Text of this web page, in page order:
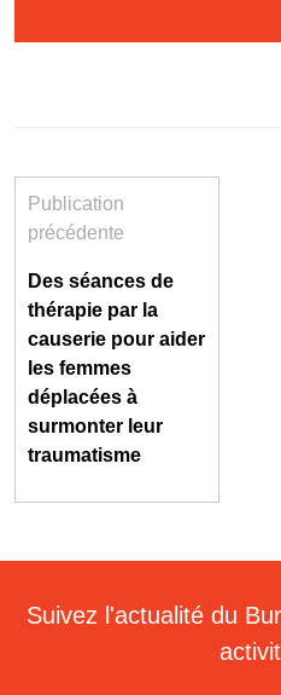
Publication
précédente
Des séances de
thérapie par la
causerie pour aider
les femmes
déplacées à
surmonter leur
traumatisme
Suivez l'actualité du